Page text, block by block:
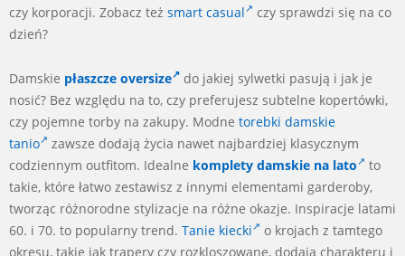
czy korporacji. Zobacz też smart casual
czy sprawdzi się na co
dzień?
Damskie płaszcze oversize
do jakiej sylwetki pasują i jak je
nosić? Bez względu na to, czy preferujesz subtelne kopertówki,
czy pojemne torby na zakupy. Modne torebki damskie
tanio
zawsze dodają życia nawet najbardziej klasycznym
codziennym outfitom. Idealne komplety damskie na lato
to
takie, które łatwo zestawisz z innymi elementami garderoby,
tworząc różnorodne stylizacje na różne okazje. Inspiracje latami
60. i 70. to popularny trend. Tanie kiecki
o krojach z tamtego
okresu, takie jak trapery czy rozkloszowane, dodają charakteru i